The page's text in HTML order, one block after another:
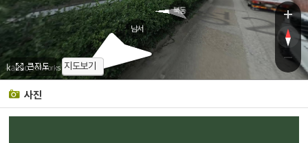
수
남서
북동
, KnWorks 지도보기
사진